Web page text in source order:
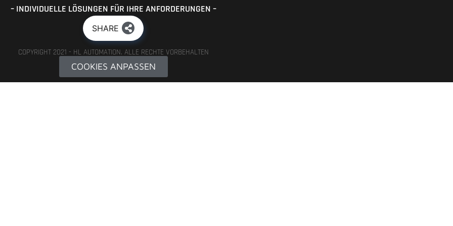
– INDIVIDUELLE LÖSUNGEN FÜR IHRE ANFORDERUNGEN –
SHARE
COPYRIGHT 2021 - HL AUTOMATION. ALLE RECHTE VORBEHALTEN
COOKIES ANPASSEN